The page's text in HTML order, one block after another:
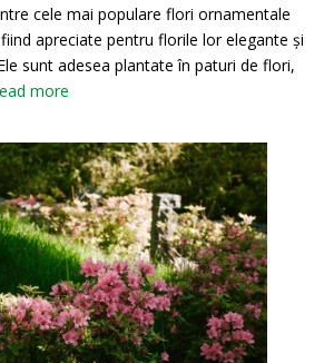
cele mai populare flori ornamentale
apreciate pentru florile lor elegante și
sunt adesea plantate în paturi de flori,
more